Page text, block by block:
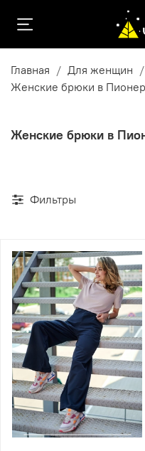
Главная Для женщин
Женские брюки в
Женские брюки в
Фильтры